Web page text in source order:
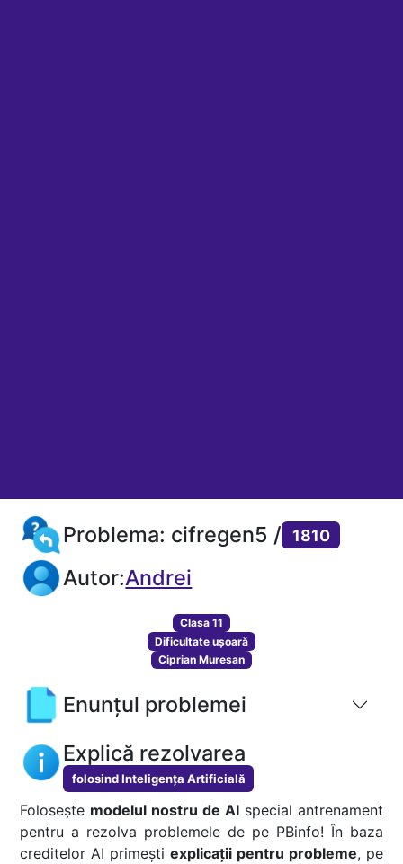
Problema: cifregen5 / 1810
Autor:Andrei
Clasa 11
Dificultate ușoară
Ciprian Muresan
Enunțul problemei
Explică rezolvarea
folosind Inteligența Artificială
Folosește modelul nostru de AIspecial antrenament
pentru a rezolva problemele de pe PBinfo! În baza
creditelor AI primești explicații pentru probleme, pe